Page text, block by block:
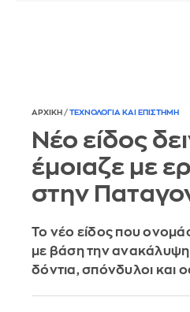
ΑΡΧΙΚΗ / ΤΕΧΝΟΛΟΓΙΑ ΚΑΙ ΕΠΙΣΤΗΜΗ
Νέο είδος
έμοιαζε με
στην
Το νέο είδος που
με βάση την
δόντια, σπόνδυλοι και